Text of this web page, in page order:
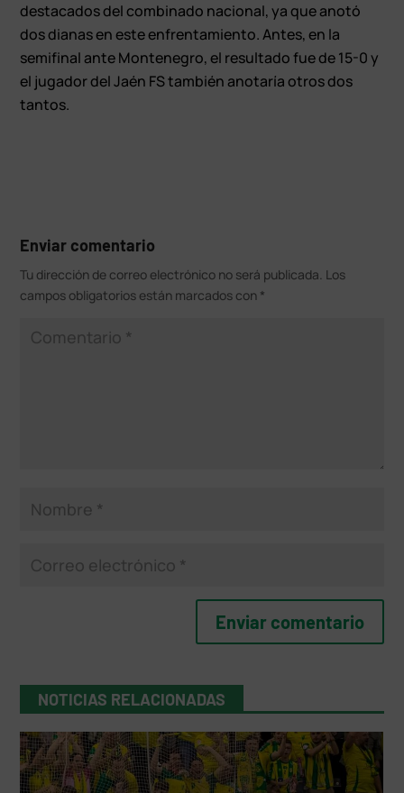
destacados del combinado nacional, ya que anotó
dos dianas en este enfrentamiento. Antes, en la
semifinal ante Montenegro, el resultado fue de 15-0 y
el jugador del Jaén FS también anotaría otros dos
tantos.
Enviar comentario
Tu dirección de correo electrónico no será publicada. Los
campos obligatorios están marcados con *
NOTICIAS RELACIONADAS